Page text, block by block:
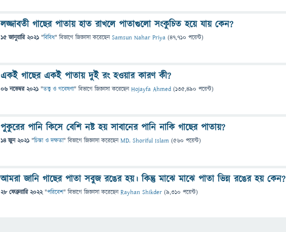
লজ্জাবতী গাছের পাতায় হাত রাখলে পাতাগুলো সংকুচিত হয়ে যায় কেন?
15 জানুয়ারি 2021 "বিবিধ" বিভাগে জিজ্ঞাসাকরেছেনSamsun Nahar Priya (47,710 পয়েন্ট)
একই গাছের একই পাতায় দুই রং হওয়ার কারণ কী?
06 নভেম্বর 2021 "তত্ত্ব ও গবেষণা" বিভাগে জিজ্ঞাসাকরেছেনHojayfa Ahmed (135,490 পয়েন্ট)
পুকুরের পানি কিসে বেশি নষ্ট হয় সাবানের পানি নাকি গাছের পাতায়?
14 জুন 2021 "চিন্তা ও দক্ষতা" বিভাগে জিজ্ঞাসাকরেছেনMD. Shoriful Islam (560 পয়েন্ট)
আমরা জানি গাছের পাতা সবুজ রঙের হয়। কিন্তু মাঝে মাঝে পাতা ভিন্ন রঙের হয় কেন?
28 ফেব্রুয়ারি 2022 "পরিবেশ" বিভাগে জিজ্ঞাসাকরেছেনRayhan Shikder (9,310 পয়েন্ট)